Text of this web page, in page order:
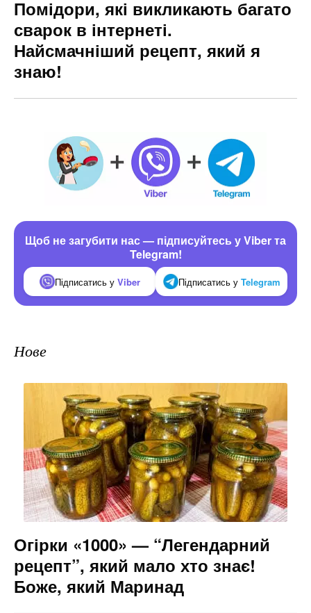
Помідори, які викликають багато
сварок в інтернеті.
Найсмачніший рецепт, який я
знаю!
Щоб не загубити нас — підписуйтесь у Viber та
Telegram!
Підписатись у Viber Підписатись у Telegram
Нове
Огірки «1000» — “Легендарний
рецепт”, який мало хто знає!
Боже, який Маринад